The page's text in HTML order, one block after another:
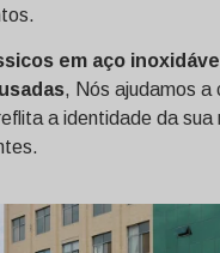
em aço
, Nós ajudamos a
a identidade da sua